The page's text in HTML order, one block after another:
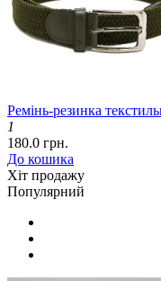
Ремінь-резинка
1
180.0 грн.
До кошика
Хіт продажу
Популярний